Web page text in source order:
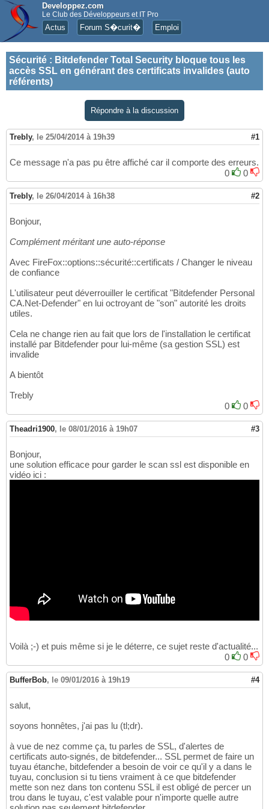
Developpez.com
Le Club des Développeurs et IT Pro
Actus Forum S�curit� Emploi
Sécurité : Bitdefender Total Security bloque tous les
accès SSL en générant des certificats invalides (auto
référents)
Répondre à la discussion
Trebly, le 25/04/2014 à 19h39 #1
Ce message n'a pas pu être affiché car il comporte des erreurs.
0
0
Trebly, le 26/04/2014 à 16h38 #2
Bonjour,
Complément méritant une auto-réponse
Avec FireFox::options::sécurité::certificats / Changer le niveau
de confiance
L'utilisateur peut déverrouiller le certificat "Bitdefender Personal
CA.Net-Defender" en lui octroyant de "son" autorité les droits
utiles.
Cela ne change rien au fait que lors de l'installation le certificat
installé par Bitdefender pour lui-même (sa gestion SSL) est
invalide
A bientôt
Trebly
0
0
Theadri1900, le 08/01/2016 à 19h07 #3
Bonjour,
une solution efficace pour garder le scan ssl est disponible en
vidéo ici :
Voilà ;-) et puis même si je le déterre, ce sujet reste d'actualité...
0
0
BufferBob, le 09/01/2016 à 19h19 #4
salut,
soyons honnêtes, j'ai pas lu (tl;dr).
à vue de nez comme ça, tu parles de SSL, d'alertes de
certificats auto-signés, de bitdefender... SSL permet de faire un
tuyau étanche, bitdefender a besoin de voir ce qu'il y a dans le
tuyau, conclusion si tu tiens vraiment à ce que bitdefender
mette son nez dans ton contenu SSL il est obligé de percer un
trou dans le tuyau, c'est valable pour n'importe quelle autre